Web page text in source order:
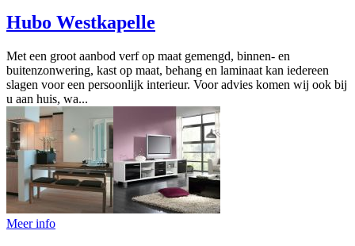
Hubo Westkapelle
Met een groot aanbod verf op maat gemengd, binnen- en
buitenzonwering, kast op maat, behang en laminaat kan iedereen
slagen voor een persoonlijk interieur. Voor advies komen wij ook bij
u aan huis, wa...
Meer info